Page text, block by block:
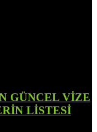
GÜNCEL VİZE
LİSTESİ